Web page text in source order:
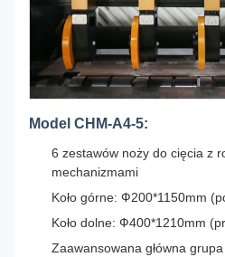
Model CHM-A4-5:
6 zestawów noży do cięcia z
mechanizmami
Koło górne: Ф200*1150mm
Koło dolne: Ф400*1210mm
Zaawansowana główna